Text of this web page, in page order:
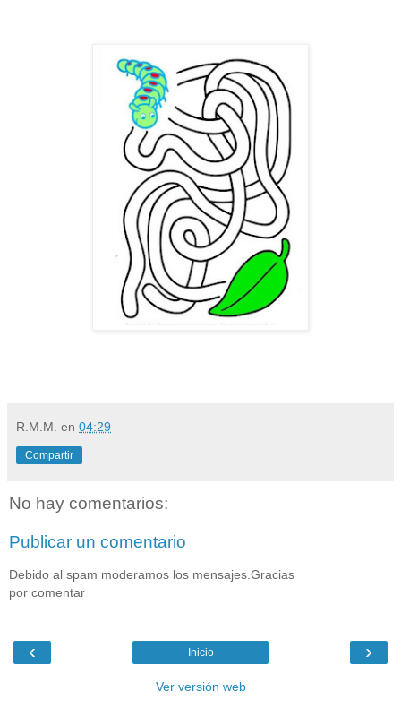
R.M.M. en 04:29
Compartir
No hay comentarios:
Publicar un comentario
Debido al spam moderamos los mensajes.Gracias
por comentar
‹ ›
Inicio
Ver versión web